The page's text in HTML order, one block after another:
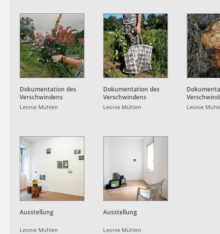
Dokumentation des
Verschwindens
Leonie Mühlen
Dokumentation des
Verschwindens
Leonie Mühlen Leonie
Ausstellung
Leonie Mühlen
Ausstellung
Leonie Mühlen